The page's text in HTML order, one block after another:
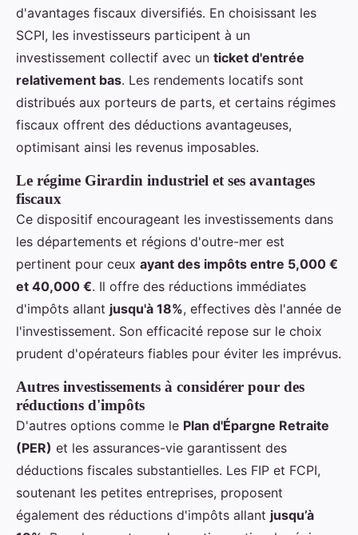
d'avantages fiscaux diversifiés. En choisissant les
SCPI, les investisseurs participent à un
investissement collectif avec un ticket d'entrée
relativement bas. Les rendements locatifs sont
distribués aux porteurs de parts, et certains régimes
fiscaux offrent des déductions avantageuses,
optimisant ainsi les revenus imposables.
Le régime Girardin industriel et ses avantages
fiscaux
Ce dispositif encourageant les investissements dans
les départements et régions d'outre-mer est
pertinent pour ceux ayant des impôts entre 5,000 €
et 40,000 €. Il offre des réductions immédiates
d'impôts allant jusqu'à 18%, effectives dès l'année de
l'investissement. Son efficacité repose sur le choix
prudent d'opérateurs fiables pour éviter les imprévus.
Autres investissements à considérer pour des
réductions d'impôts
D'autres options comme le Plan d'Épargne Retraite
(PER) et les assurances-vie garantissent des
déductions fiscales substantielles. Les FIP et FCPI,
soutenant les petites entreprises, proposent
également des réductions d'impôts allant jusqu’à